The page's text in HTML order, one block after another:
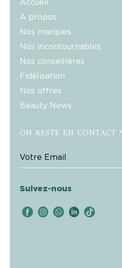
Accueil
A propos
Nos marques
Nos incontournables
Nos conseillères
Fidélisation
Nos offres
Beauty News
ON RESTE EN CONTACT ?
Suivez-nous